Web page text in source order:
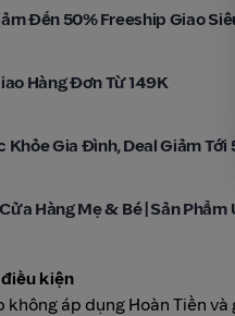
Đến 50% Freeship Giao
Miễn Phí Giao Hàng Đơn Từ 149K
Khỏe Gia Đình, Deal Giảm Tới
Hàng Mẹ & Bé | Sản
kiện
áp dụng Hoàn Tiền